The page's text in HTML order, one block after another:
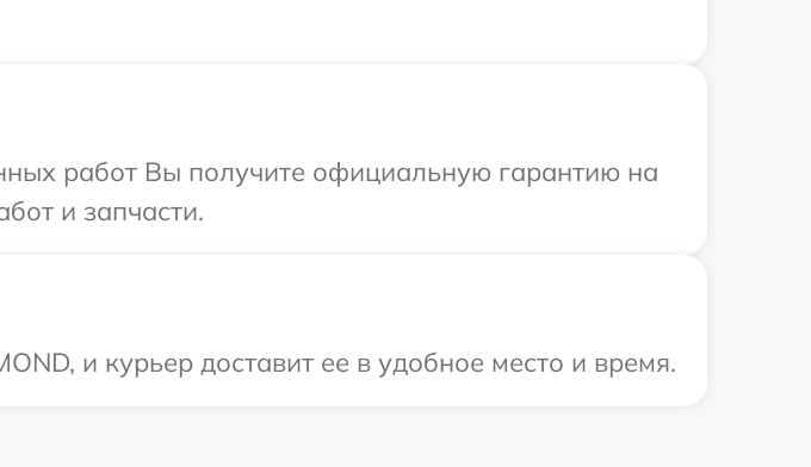
работ Вы получите официальную гарантию на
и запчасти.
и курьер доставит ее в удобное место и время.